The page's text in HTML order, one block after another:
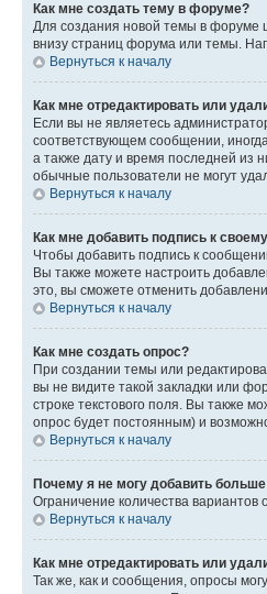
Как мне создать тему в форуме?
Для создания новой темы в форуме
внизу страниц форума или темы.
Вернуться к началу
Как мне отредактировать или
Если вы не являетесь
соответствующем сообщении,
а также дату и время последней из
обычные пользователи не могут
Вернуться к началу
Как мне добавить подпись к
Чтобы добавить подпись к
Вы также можете настроить
это, вы сможете отменить
Вернуться к началу
Как мне создать опрос?
При создании темы или
вы не видите такой закладки или
строке текстового поля. Вы также
опрос будет постоянным) и
Вернуться к началу
Почему я не могу добавить больше
Ограничение количества
Вернуться к началу
Как мне отредактировать или
Так же, как и сообщения, опросы